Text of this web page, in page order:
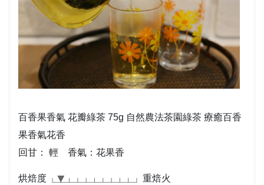
百香果香氣 花瓣綠茶 75g 自然農法茶園綠茶 療癒百香
果香氣花香
回甘： 輕 香氣：花果香
烘焙度 重焙火